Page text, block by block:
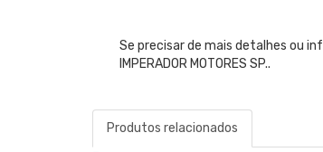
Se precisar de mais detalhes ou
IMPERADOR MOTORES SP..
Produtos relacionados